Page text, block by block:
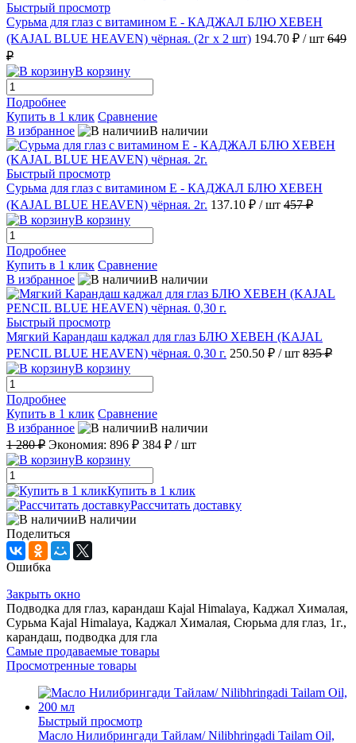
Быстрый просмотр
Сурьма для глаз с витамином Е - КАДЖАЛ БЛЮ ХЕВЕН
(KAJAL BLUE HEAVEN) чёрная. (2г х 2 шт) 194.70 ₽ / шт 649
₽
В корзину
Подробнее
Купить в 1 клик Сравнение
В избранное
В наличии
Быстрый просмотр
Сурьма для глаз с витамином Е - КАДЖАЛ БЛЮ ХЕВЕН
(KAJAL BLUE HEAVEN) чёрная. 2г. 137.10 ₽ / шт 457 ₽
В корзину
Подробнее
Купить в 1 клик Сравнение
В избранное
В наличии
Быстрый просмотр
Мягкий Карандаш каджал для глаз БЛЮ ХЕВЕН (KAJAL
PENCIL BLUE HEAVEN) чёрная. 0,30 г. 250.50 ₽ / шт 835 ₽
В корзину
Подробнее
Купить в 1 клик Сравнение
В избранное
В наличии
1 280 ₽ Экономия: 896 ₽ 384 ₽ / шт
В корзину
Купить в 1 клик
Рассчитать доставку
В наличии
Поделиться
Ошибка
Закрыть окно
Подводка для глаз, карандаш Kajal Himalaya, Каджал Хималая,
Сурьма Kajal Himalaya, Каджал Хималая, Сюрьма для глаз, 1г.,
карандаш, подводка для гла
Самые продаваемые товары
Просмотренные товары
Быстрый просмотр
Масло Нилибрингади Тайлам/ Nilibhringadi Tailam Oil,